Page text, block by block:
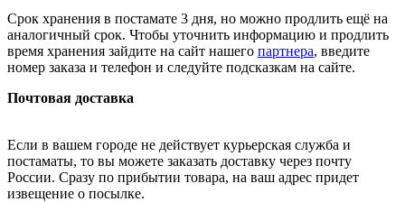
Срок хранения в постамате 3 дня, но можно продлить ещё на
аналогичный срок. Чтобы уточнить информацию и продлить
время хранения зайдите на сайт нашего партнера, введите
номер заказа и телефон и следуйте подсказкам на сайте.
Почтовая доставка
Если в вашем городе не действует курьерская служба и
постаматы, то вы можете заказать доставку через почту
России. Сразу по прибытии товара, на ваш адрес придет
извещение о посылке.